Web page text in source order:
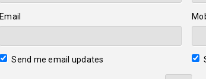
Email
Send me email updates